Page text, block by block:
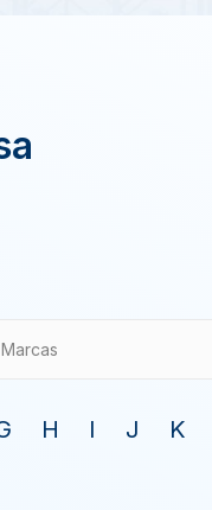
Marcas
H I J K